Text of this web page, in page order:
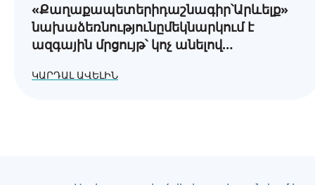
«Քաղաքապետերիդաշնագիր՝Արևելք»
նախաձեռնությունըմեկնարկում է
ազգային մրցույթ՝ կոչ անելով
որոնքընտրելենկայունզարգացմանուղին:
ԿԱՐԴԱԼ ԱՎԵԼԻՆ